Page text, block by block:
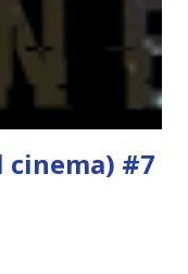
storia (anzi, quale
praticamente solo
#7